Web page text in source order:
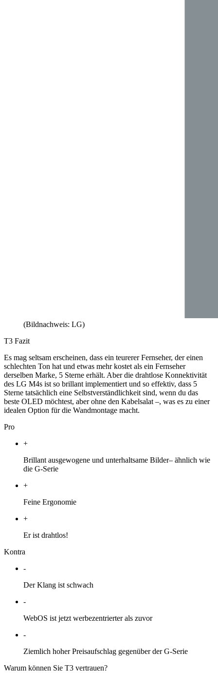
(Bildnachweis: LG)
T3 Fazit
Es mag seltsam erscheinen, dass ein teurerer Fernseher, der einen
schlechten Ton hat und etwas mehr kostet als ein Fernseher
derselben Marke, 5 Sterne erhält. Aber die drahtlose Konnektivität
des LG M4s ist so brillant implementiert und so effektiv, dass 5
Sterne tatsächlich eine Selbstverständlichkeit sind, wenn du das
beste OLED möchtest, aber ohne den Kabelsalat –, was es zu einer
idealen Option für die Wandmontage macht.
Pro
+
Brillant ausgewogene und unterhaltsame Bilder– ähnlich wie
die G-Serie
+
Feine Ergonomie
+
Er ist drahtlos!
Kontra
-
Der Klang ist schwach
-
WebOS ist jetzt werbezentrierter als zuvor
-
Ziemlich hoher Preisaufschlag gegenüber der G-Serie
Warum können Sie T3 vertrauen?